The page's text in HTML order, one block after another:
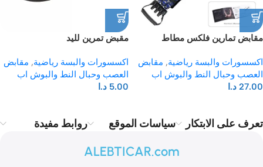
مقابض تمارين فلكس مطاط
اكسسورات والبسة رياضية, مقابض
العصب وحبال النط والبوش اب
27.00 د.ا
مقبض تمرين لليد
اكسسورات والبسة رياضية, مقابض
العصب وحبال النط والبوش اب
5.00 د.ا
تعرف على الابتكار سياسات الموقع روابط مفيدة
ALEBTICAR.com